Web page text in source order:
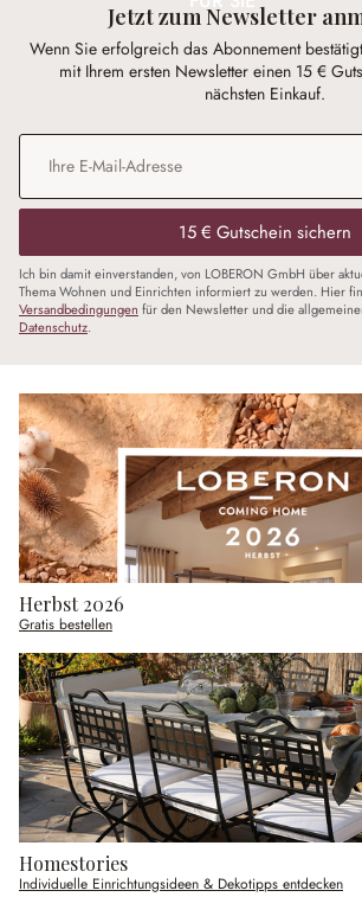
Jetzt zum Newsletter
Wenn Sie erfolgreich das Abonnement
mit Ihrem ersten Newsletter einen 15 €
nächsten Einkauf.
E-Mail-Adresse
15 € Gutschein sichern
Ich bin damit einverstanden, von LOBERON GmbH über
Thema Wohnen und Einrichten informiert zu werden. Hier
Versandbedingungen für den Newsletter und die
Datenschutz.
Herbst 2026
Gratis bestellen
Homestories
Individuelle Einrichtungsideen & Dekotipps entdecken